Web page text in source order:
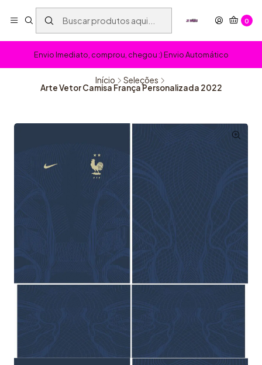
0
Envio Imediato, comprou, chegou :) Envio Automático
Início Seleções
Arte Vetor Camisa França Personalizada 2022